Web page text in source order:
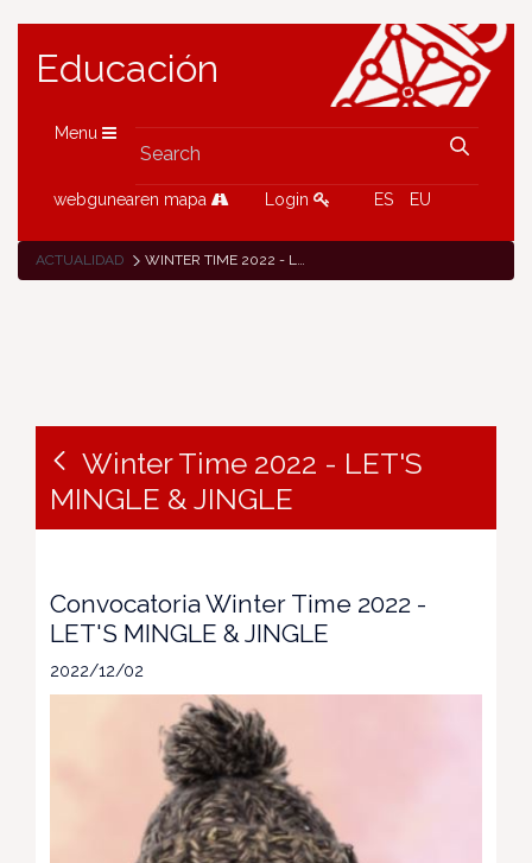
Educación
Menu
webgunearen mapa Login ES EU
ACTUALIDAD WINTER TIME 2022 - LET'S MINGLE & JINGLE
Winter Time 2022 - LET'S
MINGLE & JINGLE
Convocatoria Winter Time 2022 -
LET'S MINGLE & JINGLE
2022/12/02